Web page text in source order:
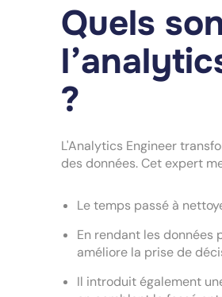
Quels
?
L'Analytics Engineer
des données. Cet expert
Le temps passé à
En rendant les données
améliore la prise de
Il introduit également